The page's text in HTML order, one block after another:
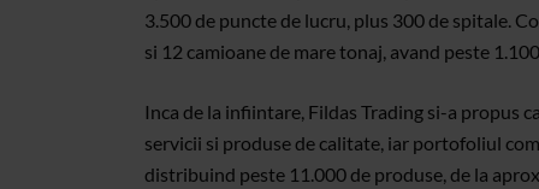
3.500 de puncte de lucru, plus 300 de spitale.
si 12 camioane de mare tonaj, avand peste
Inca de la infiintare, Fildas Trading si-a propus
servicii si produse de calitate, iar portofoliul
distribuind peste 11.000 de produse, de la